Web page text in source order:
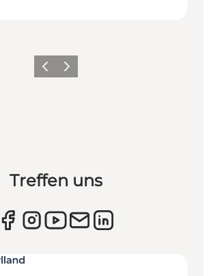
ZurückWeiter
Treffen uns